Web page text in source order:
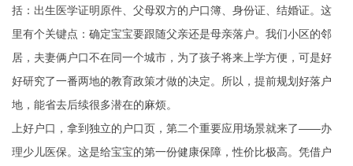
括：出生医学证明原件、父母双方的户口簿、身份证、结婚证。这
里有个关键点：确定宝宝要跟随父亲还是母亲落户。我们小区的邻
居，夫妻俩户口不在同一个城市，为了孩子将来上学方便，可是好
好研究了一番两地的教育政策才做的决定。所以，提前规划好落户
地，能省去后续很多潜在的麻烦。
上好户口，拿到独立的户口页，第二个重要应用场景就来了——办
理少儿医保。这是给宝宝的第一份健康保障，性价比极高。凭借户